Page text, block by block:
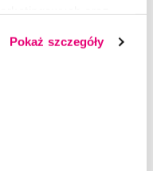
i technologie
informacji
dostęp do niego i
lub niektóre
"Ustawienia
wpływa na
Pokaż szczegóły